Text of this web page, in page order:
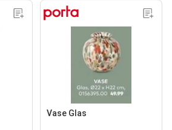
Vase Glas